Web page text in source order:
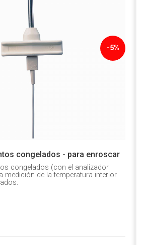
-5%
congelados - para enroscar
congelados (con el analizador
medición de la temperatura interior